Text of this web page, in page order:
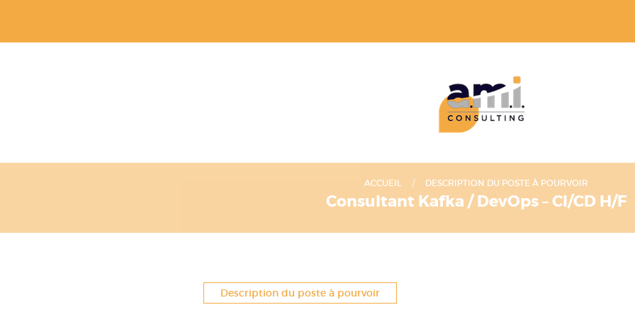
ACCUEIL DESCRIPTION DU POSTE À POURVOIR
Consultant Kafka / DevOps – CI/CD H/F
Description du poste à pourvoir